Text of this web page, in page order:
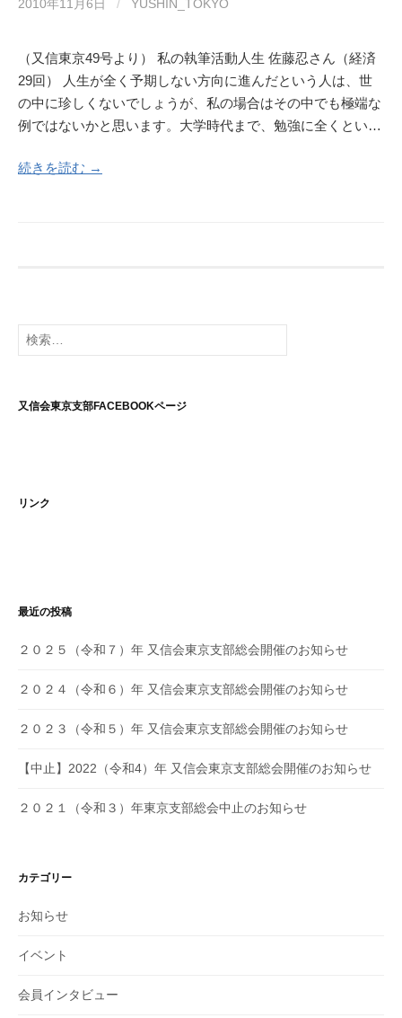
2010年11月6日 / YUSHIN_TOKYO
（又信東京49号より） 私の執筆活動人生 佐藤忍さん（経済
29回） 人生が全く予期しない方向に進んだという人は、世
の中に珍しくないでしょうが、私の場合はその中でも極端な
例ではないかと思います。大学時代まで、勉強に全くとい…
続きを読む →
検
索:
又信会東京支部FACEBOOKページ
リンク
最近の投稿
２０２５（令和７）年 又信会東京支部総会開催のお知らせ
２０２４（令和６）年 又信会東京支部総会開催のお知らせ
２０２３（令和５）年 又信会東京支部総会開催のお知らせ
【中止】2022（令和4）年 又信会東京支部総会開催のお知らせ
２０２１（令和３）年東京支部総会中止のお知らせ
カテゴリー
お知らせ
イベント
会員インタビュー